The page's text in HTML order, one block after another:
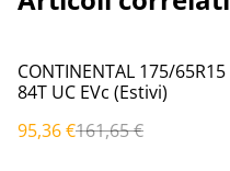
%
CONTINENTAL 175/65R15
84T UC EVc (Estivi)
95,36 €161,65 €